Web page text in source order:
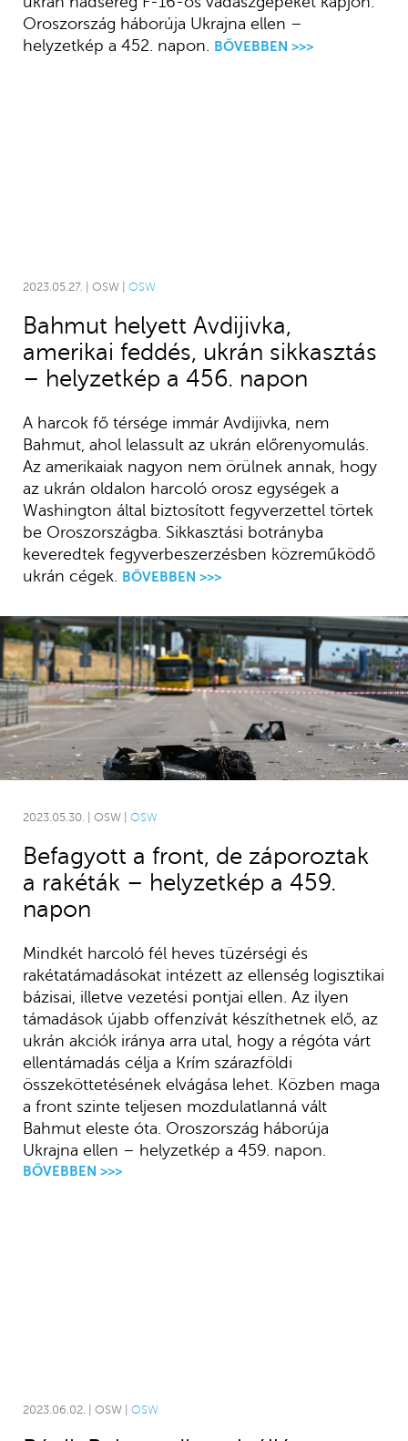
2023.06.02. | OSW | OSW
2023.05.30. | OSW | OSW
Befagyott a front, de záporoztak
a rakéták – helyzetkép a 459.
napon
Mindkét harcoló fél heves tüzérségi és
rakétatámadásokat intézett az ellenség logisztikai
bázisai, illetve vezetési pontjai ellen. Az ilyen
támadások újabb offenzívát készíthetnek elő, az
ukrán akciók iránya arra utal, hogy a régóta várt
ellentámadás célja a Krím szárazföldi
összeköttetésének elvágása lehet. Közben maga
a front szinte teljesen mozdulatlanná vált
Bahmut eleste óta. Oroszország háborúja
Ukrajna ellen – helyzetkép a 459. napon.
BŐVEBBEN >>>
2023.05.27. | OSW | OSW
Bahmut helyett Avdijivka,
amerikai feddés, ukrán sikkasztás
– helyzetkép a 456. napon
A harcok fő térsége immár Avdijivka, nem
Bahmut, ahol lelassult az ukrán előrenyomulás.
Az amerikaiak nagyon nem örülnek annak, hogy
az ukrán oldalon harcoló orosz egységek a
Washington által biztosított fegyverzettel törtek
be Oroszországba. Sikkasztási botrányba
keveredtek fegyverbeszerzésben közreműködő
ukrán cégek. BŐVEBBEN >>>
Oroszország háborúja Ukrajna ellen –
helyzetkép a 452. napon. BŐVEBBEN >>>